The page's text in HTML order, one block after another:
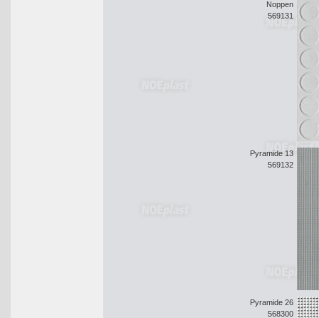
Noppen
569131
Pyramide 13
569132
Pyramide 26
568300